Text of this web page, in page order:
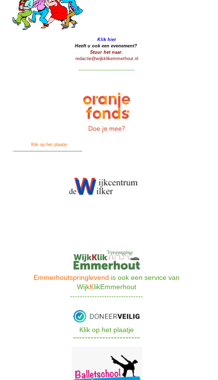
Klik hier
Heeft u ook een evenement?
Stuur het naar.
redactie@wijkklikemmerhout.nl
-----------------------------
Klik op het plaatje
------------------------------------------------
Emmerhoutspringlevend is ook een service van
WijkK likEmmerhout
------------------------------
Klik op het plaatje
-----------------------